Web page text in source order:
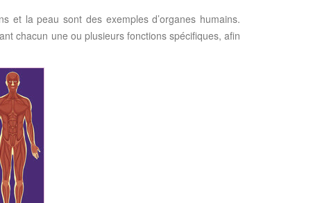
et la peau sont des exemples d’organes humains.
chacun une ou plusieurs fonctions spécifiques, afin